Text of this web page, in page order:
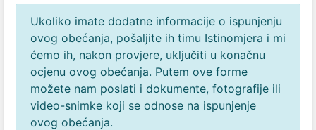
Ukoliko imate dodatne informacije o ispunjenju
ovog obećanja, pošaljite ih timu Istinomjera i mi
ćemo ih, nakon provjere, uključiti u konačnu
ocjenu ovog obećanja. Putem ove forme
možete nam poslati i dokumente, fotografije ili
video-snimke koji se odnose na ispunjenje
ovog obećanja.